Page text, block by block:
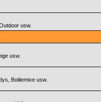
usw.
usw.
Boiliemixe usw.